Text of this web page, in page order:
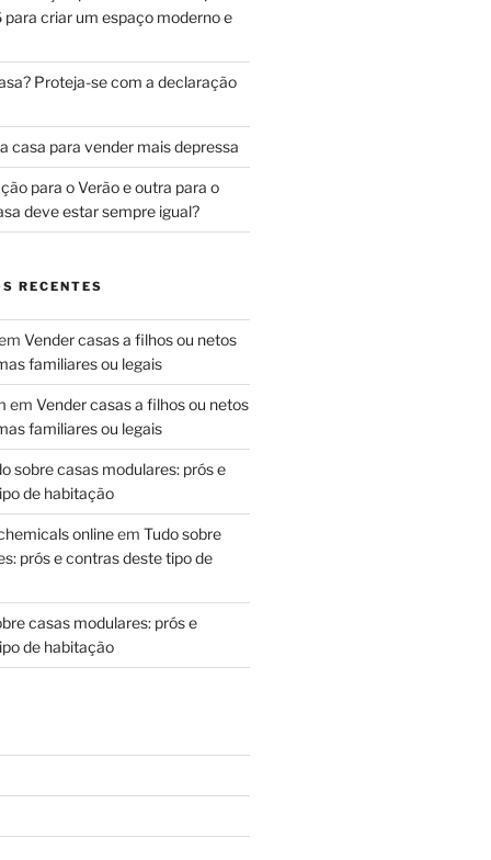
criar um espaço moderno e
Proteja-se com a declaração
casa para vender mais depressa
para o Verão e outra para o
deve estar sempre igual?
RECENTES
Vender casas a filhos ou netos
familiares ou legais
em Vender casas a filhos ou netos
familiares ou legais
sobre casas modulares: prós e
de habitação
onlineem Tudo sobre
prós e contras deste tipo de
casas modulares: prós e
de habitação